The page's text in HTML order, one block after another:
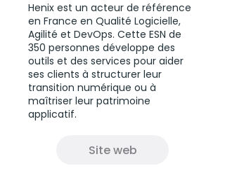
Henix est un acteur de référence
en France en Qualité Logicielle,
Agilité et DevOps. Cette ESN de
350 personnes développe des
outils et des services pour aider
ses clients à structurer leur
transition numérique ou à
maîtriser leur patrimoine
applicatif.
Site web